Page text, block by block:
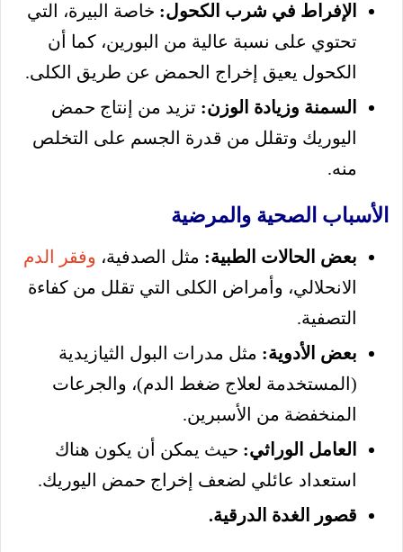
الإفراط في شرب الكحول: خاصة البيرة، التي
تحتوي على نسبة عالية من البورين، كما أن
الكحول يعيق إخراج الحمض عن طريق الكلى.
السمنة وزيادة الوزن: تزيد من إنتاج حمض
اليوريك وتقلل من قدرة الجسم على التخلص
منه.
الأسباب الصحية والمرضية
بعض الحالات الطبية: مثل الصدفية، وفقر الدم
الانحلالي، وأمراض الكلى التي تقلل من كفاءة
التصفية.
بعض الأدوية: مثل مدرات البول الثيازيدية
(المستخدمة لعلاج ضغط الدم)، والجرعات
المنخفضة من الأسبرين.
العامل الوراثي: حيث يمكن أن يكون هناك
استعداد عائلي لضعف إخراج حمض اليوريك.
قصور الغدة الدرقية.